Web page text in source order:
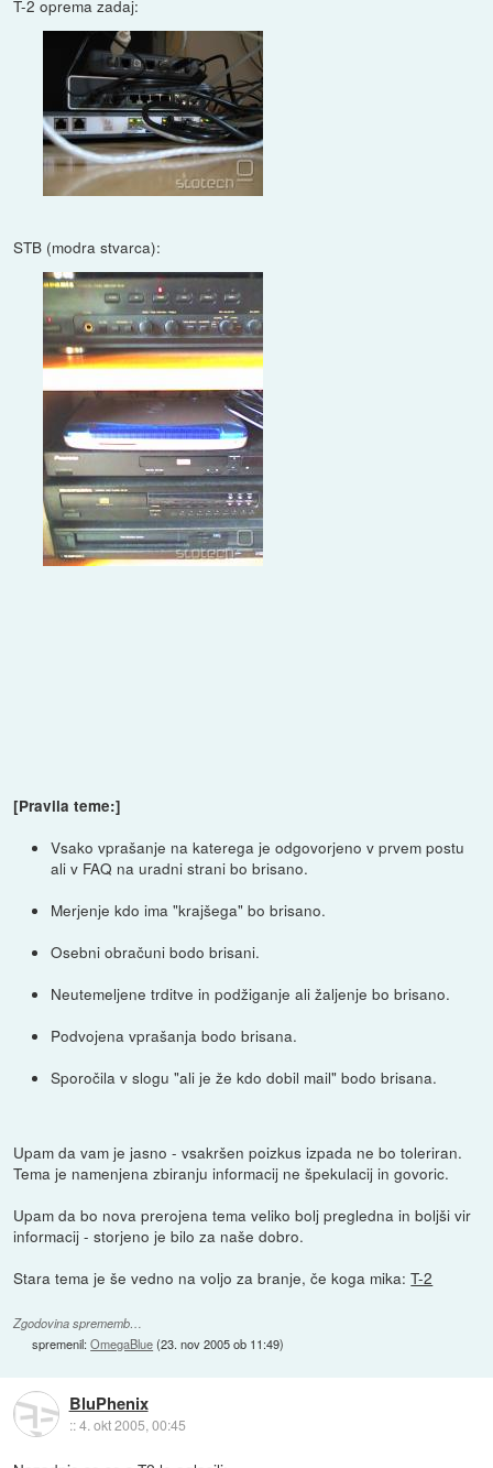
T-2 oprema zadaj:
STB (modra stvarca):
[Pravila teme:]
Vsako vprašanje na katerega je odgovorjeno v prvem postu
ali v FAQ na uradni strani bo brisano.
Merjenje kdo ima "krajšega" bo brisano.
Osebni obračuni bodo brisani.
Neutemeljene trditve in podžiganje ali žaljenje bo brisano.
Podvojena vprašanja bodo brisana.
Sporočila v slogu "ali je že kdo dobil mail" bodo brisana.
Upam da vam je jasno - vsakršen poizkus izpada ne bo toleriran.
Tema je namenjena zbiranju informacij ne špekulacij in govoric.
Upam da bo nova prerojena tema veliko bolj pregledna in boljši vir
informacij - storjeno je bilo za naše dobro.
Stara tema je še vedno na voljo za branje, če koga mika:T-2
Zgodovina sprememb…
spremenil:OmegaBlue(23. nov 2005 ob 11:49)
BluPhenix
::4. okt 2005, 00:45